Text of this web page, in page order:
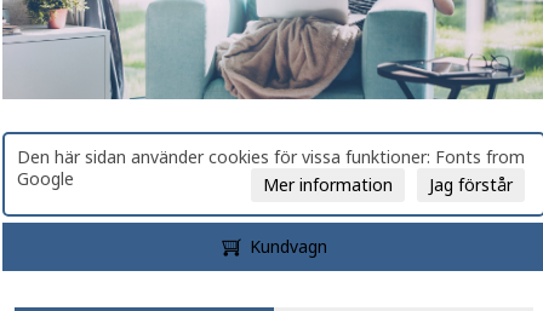
Den här sidan använder cookies för vissa funktioner: Fonts from
Google
Jag förstår
Mer information
Kundvagn